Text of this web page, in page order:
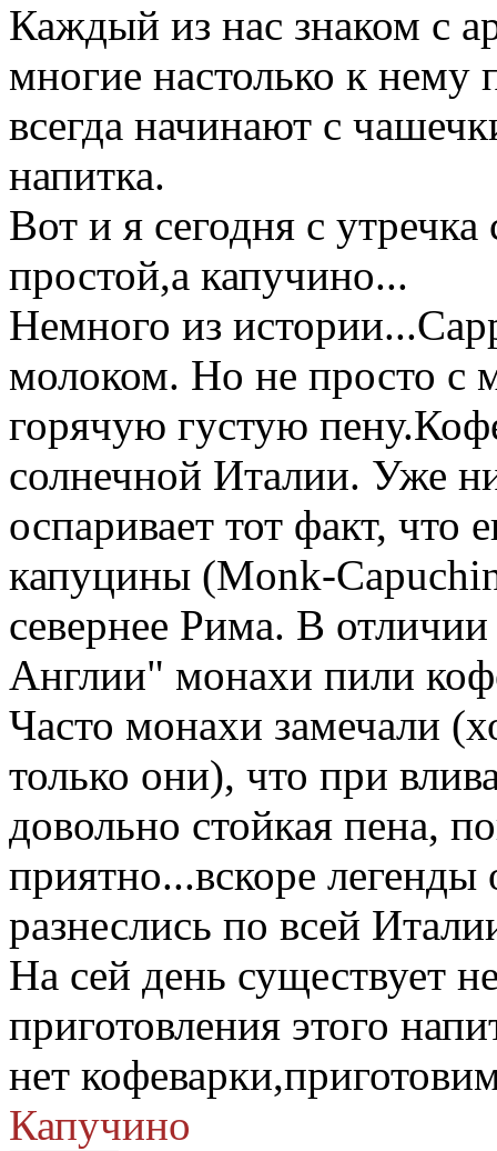
Каждый из нас знаком с
многие настолько к нему
всегда начинают с
напитка.
Вот и я сегодня с
простой,а капучино...
Немного из
молоком. Но не просто с
горячую густую
солнечной Италии. Уже
оспаривает тот факт, что
капуцины (Monk-
севернее Рима. В
Англии" монахи пили
Часто монахи замечали
только они), что при
довольно стойкая пена,
приятно...вскоре
разнеслись по всей
На сей день существует
приготовления этого
нет
Капучино